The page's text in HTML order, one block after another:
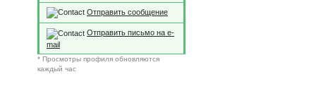
Отправить сообщение
Отправить письмо на e-
mail
* Просмотры профиля обновляются
каждый час